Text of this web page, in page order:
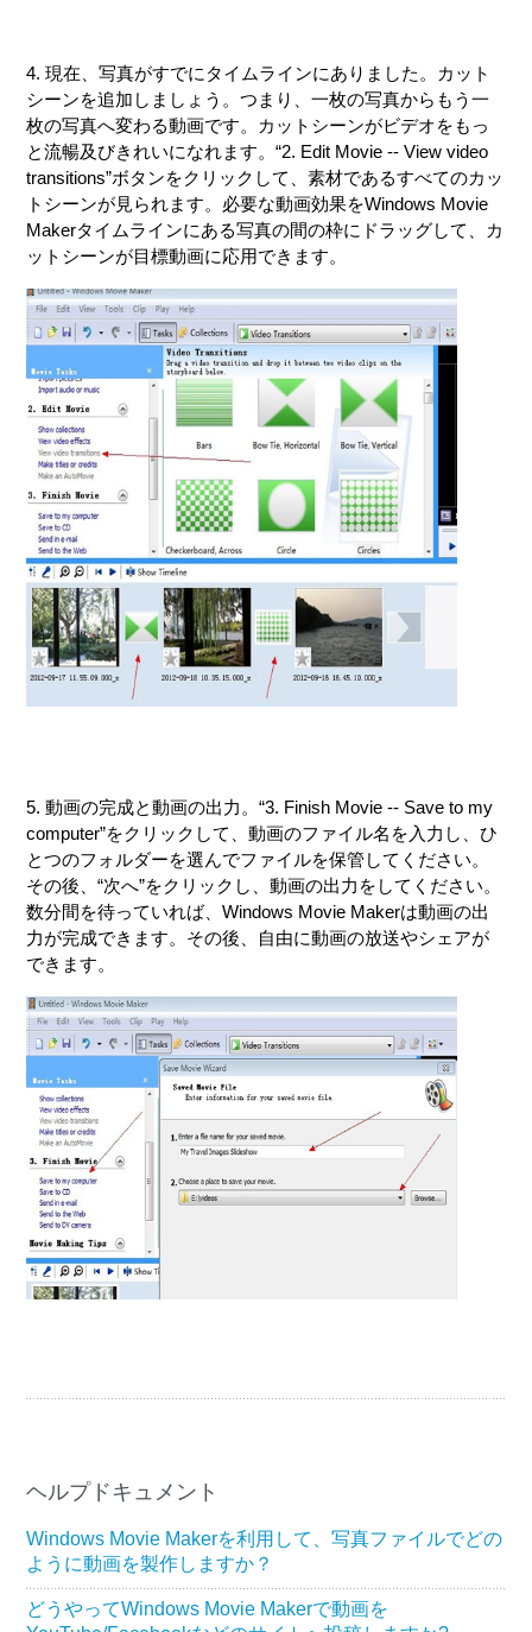
4. 現在、写真がすでにタイムラインにありました。カット
シーンを追加しましょう。つまり、一枚の写真からもう一
枚の写真へ変わる動画です。カットシーンがビデオをもっ
と流暢及びきれいになれます。“2. Edit Movie -- View video
transitions”ボタンをクリックして、素材であるすべてのカッ
トシーンが見られます。必要な動画効果をWindows Movie
Makerタイムラインにある写真の間の枠にドラッグして、カ
ットシーンが目標動画に応用できます。
5. 動画の完成と動画の出力。“3. Finish Movie -- Save to my
computer”をクリックして、動画のファイル名を入力し、ひ
とつのフォルダーを選んでファイルを保管してください。
その後、“次へ”をクリックし、動画の出力をしてください。
数分間を待っていれば、Windows Movie Makerは動画の出
力が完成できます。その後、自由に動画の放送やシェアが
できます。
ヘルプドキュメント
Windows Movie Makerを利用して、写真ファイルでどの
ように動画を製作しますか？
どうやってWindows Movie Makerで動画を